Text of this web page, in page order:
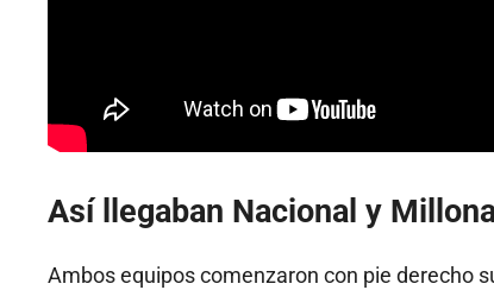
Así llegaban Nacional y
Ambos equipos comenzaron con pie derecho